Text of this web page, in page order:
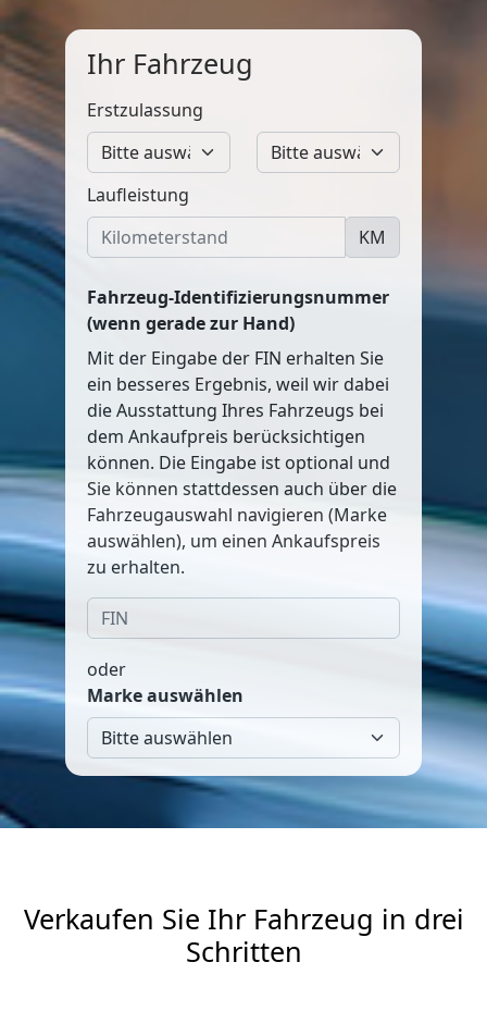
Ihr Fahrzeug
Erstzulassung
Laufleistung
KM
Fahrzeug-Identifizierungsnummer
(wenn gerade zur Hand)
Mit der Eingabe der FIN erhalten Sie
ein besseres Ergebnis, weil wir dabei
die Ausstattung Ihres Fahrzeugs bei
dem Ankaufpreis berücksichtigen
können. Die Eingabe ist optional und
Sie können stattdessen auch über die
Fahrzeugauswahl navigieren (Marke
auswählen), um einen Ankaufspreis
zu erhalten.
oder
Marke auswählen
Verkaufen Sie Ihr Fahrzeug in drei
Schritten